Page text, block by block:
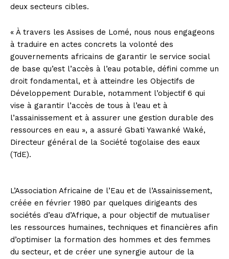
deux secteurs cibles.
« À travers les Assises de Lomé, nous nous engageons
à traduire en actes concrets la volonté des
gouvernements africains de garantir le service social
de base qu’est l’accès à l’eau potable, défini comme un
droit fondamental, et à atteindre les Objectifs de
Développement Durable, notamment l’objectif 6 qui
vise à garantir l’accès de tous à l’eau et à
l’assainissement et à assurer une gestion durable des
ressources en eau », a assuré Gbati Yawanké Waké,
Directeur général de la Société togolaise des eaux
(TdE).
L’Association Africaine de l’Eau et de l’Assainissement,
créée en février 1980 par quelques dirigeants des
sociétés d’eau d’Afrique, a pour objectif de mutualiser
les ressources humaines, techniques et financières afin
d’optimiser la formation des hommes et des femmes
du secteur, et de créer une synergie autour de la